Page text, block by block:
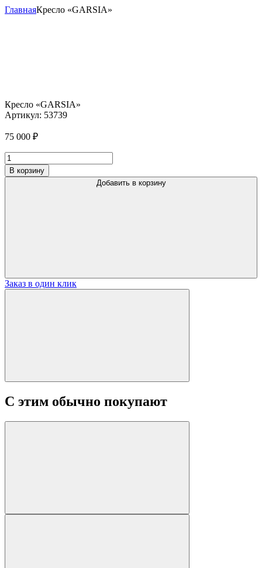
ГлавнаяКресло «GARSIA»
Кресло «GARSIA»
Артикул: 53739
75 000 ₽
Количество
товара
Кресло
В корзину
Добавить в корзину
Заказ в один клик
С этим обычно покупают